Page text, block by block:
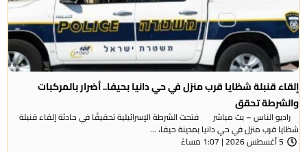
إلقاء قنبلة شظايا قرب منزل في حي دانيا بحيفا.. أضرار بالمركبات
والشرطة تحقق
راديو الناس – بث مباشر فتحت الشرطة الإسرائيلية تحقيقًا في حادثة إلقاء قنبلة
شظايا قرب منزل في حي دانيا بمدينة حيفا، ...
5 أغسطس 2026 | 1:07 مساءً